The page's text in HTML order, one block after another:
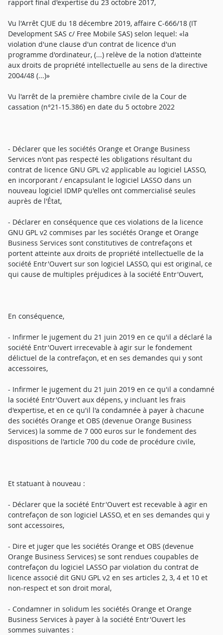
rapport final d'expertise du 23 octobre 2017,
Vu l'Arrêt CJUE du 18 décembre 2019, affaire C-666/18 (IT
Development SAS c/ Free Mobile SAS) selon lequel: «la
violation d'une clause d'un contrat de licence d'un
programme d'ordinateur, (...) relève de la notion d'atteinte
aux droits de propriété intellectuelle au sens de la directive
2004/48 (...)»
Vu l'arrêt de la première chambre civile de la Cour de
cassation (n°21-15.386) en date du 5 octobre 2022
- Déclarer que les sociétés Orange et Orange Business
Services n'ont pas respecté les obligations résultant du
contrat de licence GNU GPL v2 applicable au logiciel LASSO,
en incorporant / encapsulant le logiciel LASSO dans un
nouveau logiciel IDMP qu'elles ont commercialisé seules
auprès de l'État,
- Déclarer en conséquence que ces violations de la licence
GNU GPL v2 commises par les sociétés Orange et Orange
Business Services sont constitutives de contrefaçons et
portent atteinte aux droits de propriété intellectuelle de la
société Entr'Ouvert sur son logiciel LASSO, qui est original, ce
qui cause de multiples préjudices à la société Entr'Ouvert,
En conséquence,
- Infirmer le jugement du 21 juin 2019 en ce qu'il a déclaré la
société Entr'Ouvert irrecevable à agir sur le fondement
délictuel de la contrefaçon, et en ses demandes qui y sont
accessoires,
- Infirmer le jugement du 21 juin 2019 en ce qu'il a condamné
la société Entr'Ouvert aux dépens, y incluant les frais
d'expertise, et en ce qu'il l'a condamnée à payer à chacune
des sociétés Orange et OBS (devenue Orange Business
Services) la somme de 7 000 euros sur le fondement des
dispositions de l'article 700 du code de procédure civile,
Et statuant à nouveau :
- Déclarer que la société Entr'Ouvert est recevable à agir en
contrefaçon de son logiciel LASSO, et en ses demandes qui y
sont accessoires,
- Dire et juger que les sociétés Orange et OBS (devenue
Orange Business Services) se sont rendues coupables de
contrefaçon du logiciel LASSO par violation du contrat de
licence associé dit GNU GPL v2 en ses articles 2, 3, 4 et 10 et
non-respect et son droit moral,
- Condamner in solidum les sociétés Orange et Orange
Business Services à payer à la société Entr'Ouvert les
sommes suivantes :